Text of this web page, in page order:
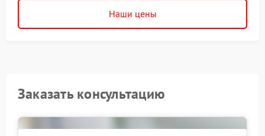
Наши цены
Заказать консультацию